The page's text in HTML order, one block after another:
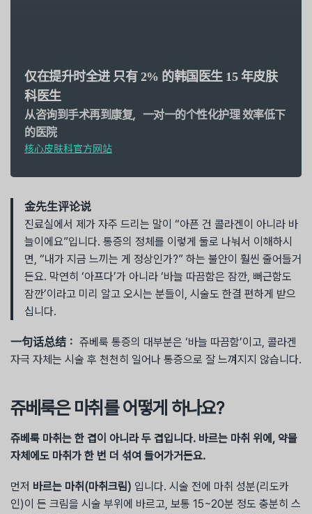
仅在提升时全进 只有 2% 的韩国医生 15 年皮肤
科医生
从咨询到手术再到康复，一对一的个性化护理 效率低下
的医院
核心皮肤科官方网站
金先生评论说
진료실에서 제가 자주 드리는 말이 “아픈 건 콜라겐이 아니라 바
늘이에요”입니다. 통증의 정체를 이렇게 둘로 나눠서 이해하시
면, “내가 지금 느끼는 게 정상인가?” 하는 불안이 훨씬 줄어들거
든요. 막연히 ‘아프다’가 아니라 ‘바늘 따끔함은 잠깐, 뻐근함도
잠깐’이라고 미리 알고 오시는 분들이, 시술도 한결 편하게 받으
십니다.
一句话总结： 쥬베룩 통증의 대부분은 ‘바늘 따끔함’이고, 콜라겐
자극 자체는 시술 후 천천히 일어나 통증으로 잘 느껴지지 않습니다.
쥬베룩은 마취를 어떻게 하나요?
쥬베룩 마취는 한 겹이 아니라 두 겹입니다. 바르는 마취 위에, 약물
자체에도 마취가 한 번 더 섞여 들어가거든요.
먼저 바르는 마취(마취크림) 입니다. 시술 전에 마취 성분(리도카
인)이 든 크림을 시술 부위에 바르고, 보통 15~20분 정도 충분히 스